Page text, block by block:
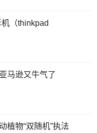
（thinkpad
马逊又牛气了
植物“双随机”执法